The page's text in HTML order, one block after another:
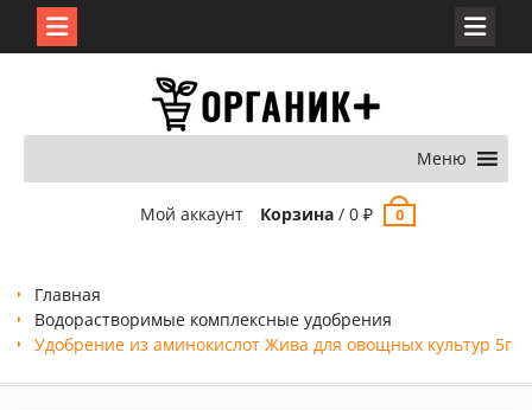
Меню
Мой аккаунт Корзина/ 0 ₽ 0
Главная
Водорастворимые комплексные удобрения
Удобрение из аминокислот Жива для овощных культур 5г